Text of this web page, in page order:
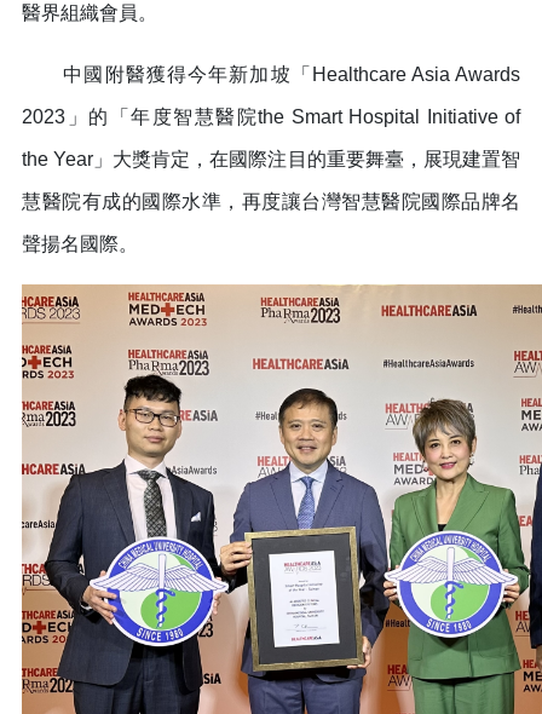
醫界組織會員。
中國附醫獲得今年新加坡「Healthcare Asia Awards
2023」的「年度智慧醫院the Smart Hospital Initiative of
the Year」大獎肯定，在國際注目的重要舞臺，展現建置智
慧醫院有成的國際水準，再度讓台灣智慧醫院國際品牌名
聲揚名國際。